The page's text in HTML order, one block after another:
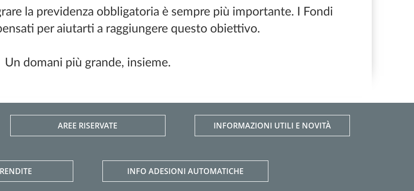
la previdenza obbligatoria è sempre più importante. I Fondi
per aiutarti a raggiungere questo obiettivo.
Un domani più grande, insieme.
AREE RISERVATE INFORMAZIONI UTILI E NOVITÀ
INFO ADESIONI AUTOMATICHE